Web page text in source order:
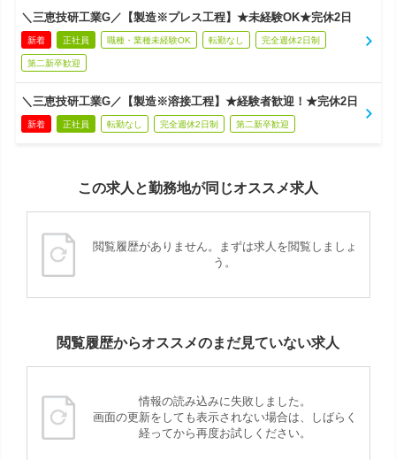
＼三恵技研工業G／【製造※プレス工程】★未経験OK★完休2日
新着 正社員 職種・業種未経験OK 転勤なし 完全週休2日制
第二新卒歓迎
＼三恵技研工業G／【製造※溶接工程】★経験者歓迎！★完休2日
新着 正社員 転勤なし 完全週休2日制 第二新卒歓迎
この求人と勤務地が同じオススメ求人
閲覧履歴がありません。まずは求人を閲覧しましょ
う。
閲覧履歴からオススメのまだ見ていない求人
情報の読み込みに失敗しました。
画面の更新をしても表示されない場合は、しばらく
経ってから再度お試しください。